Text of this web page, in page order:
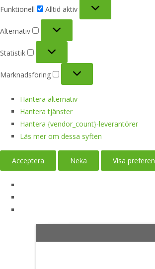
Funktionell
Alltid aktiv
Alternativ
Alternativ
Statistik
Statistik
Marknadsföring
Marknadsföring
Hantera alternativ
Hantera tjänster
Hantera {vendor_count}-leverantörer
Läs mer om dessa syften
Acceptera Neka Visa